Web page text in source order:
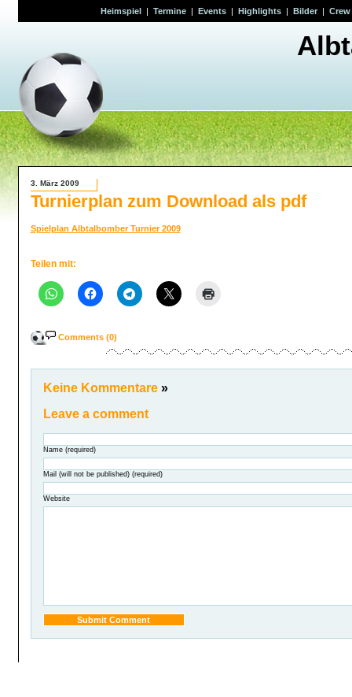
Heimspiel| Termine| Events| Highlights| Bilder| Crew
3. März 2009
Turnierplan zum Download als pdf
Spielplan Albtalbomber Turnier 2009
Teilen mit:
Comments (0)
Keine Kommentare »
Leave a comment
Name (required)
Mail (will not be published) (required)
Website